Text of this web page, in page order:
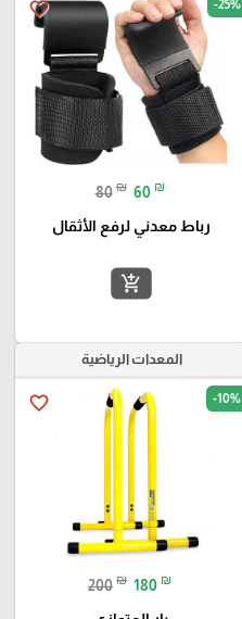
favorite_border -25%
80 ₪ 60 ₪
رباط معدني لرفع الأثقال
add_shopping_cart
المعدات الرياضية
favorite_border -10%
200 ₪ 180 ₪